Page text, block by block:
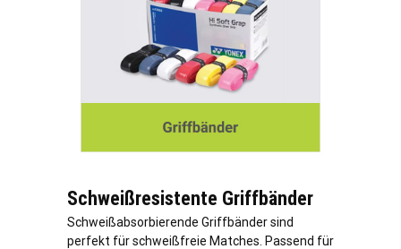
Schweißresistente Griffbänder
Schweißabsorbierende Griffbänder sind
perfekt für schweißfreie Matches. Passend für